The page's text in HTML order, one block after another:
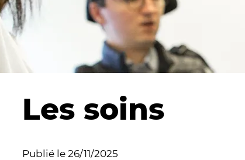
Les soins
Publié le 26/11/2025